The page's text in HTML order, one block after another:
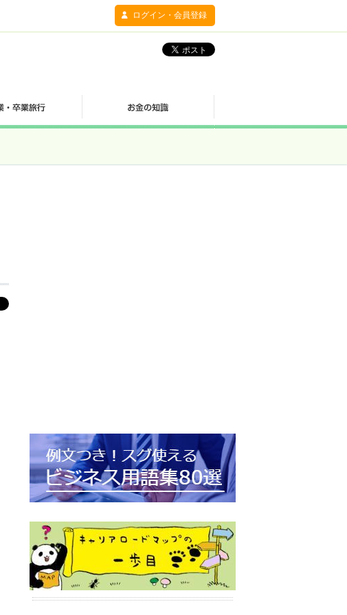
ログイン・会員登録